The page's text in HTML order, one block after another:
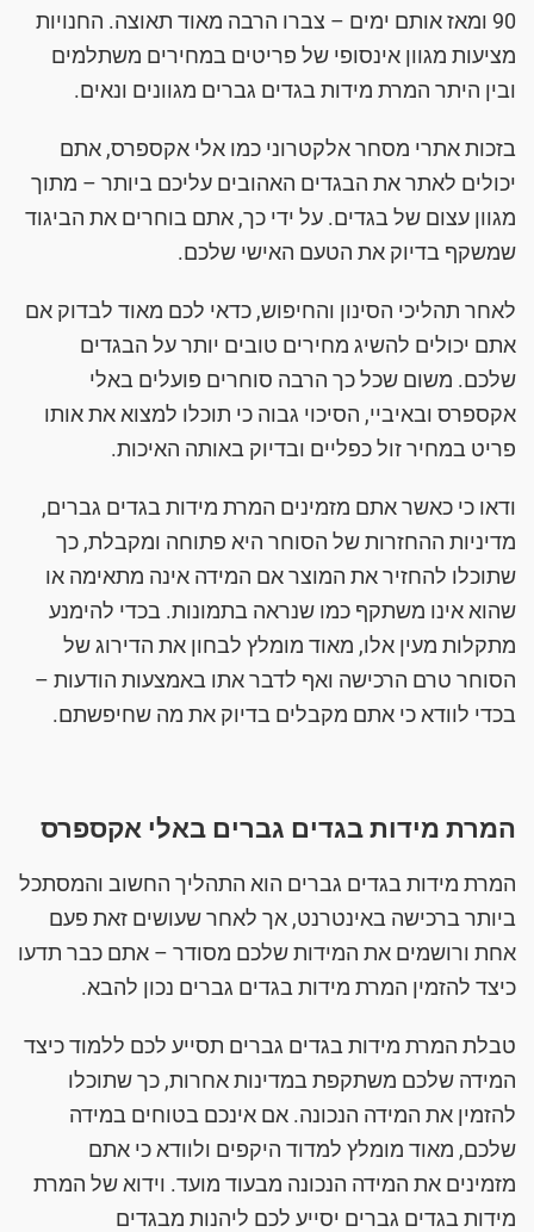
90 ומאז אותם ימים – צברו הרבה מאוד תאוצה. החנויות
מציעות מגוון אינסופי של פריטים במחירים משתלמים
ובין היתר המרת מידות בגדים גברים מגוונים ונאים.
בזכות אתרי מסחר אלקטרוני כמו אלי אקספרס, אתם
יכולים לאתר את הבגדים האהובים עליכם ביותר – מתוך
מגוון עצום של בגדים. על ידי כך, אתם בוחרים את הביגוד
שמשקף בדיוק את הטעם האישי שלכם.
לאחר תהליכי הסינון והחיפוש, כדאי לכם מאוד לבדוק אם
אתם יכולים להשיג מחירים טובים יותר על הבגדים
שלכם. משום שכל כך הרבה סוחרים פועלים באלי
אקספרס ובאיביי, הסיכוי גבוה כי תוכלו למצוא את אותו
פריט במחיר זול כפליים ובדיוק באותה האיכות.
ודאו כי כאשר אתם מזמינים המרת מידות בגדים גברים,
מדיניות ההחזרות של הסוחר היא פתוחה ומקבלת, כך
שתוכלו להחזיר את המוצר אם המידה אינה מתאימה או
שהוא אינו משתקף כמו שנראה בתמונות. בכדי להימנע
מתקלות מעין אלו, מאוד מומלץ לבחון את הדירוג של
הסוחר טרם הרכישה ואף לדבר אתו באמצעות הודעות –
בכדי לוודא כי אתם מקבלים בדיוק את מה שחיפשתם.
המרת מידות בגדים גברים באלי אקספרס
המרת מידות בגדים גברים הוא התהליך החשוב והמסתכל
ביותר ברכישה באינטרנט, אך לאחר שעושים זאת פעם
אחת ורושמים את המידות שלכם מסודר – אתם כבר תדעו
כיצד להזמין המרת מידות בגדים גברים נכון להבא.
טבלת המרת מידות בגדים גברים תסייע לכם ללמוד כיצד
המידה שלכם משתקפת במדינות אחרות, כך שתוכלו
להזמין את המידה הנכונה. אם אינכם בטוחים במידה
שלכם, מאוד מומלץ למדוד היקפים ולוודא כי אתם
מזמינים את המידה הנכונה מבעוד מועד. וידוא של המרת
מידות בגדים גברים יסייע לכם ליהנות מבגדים